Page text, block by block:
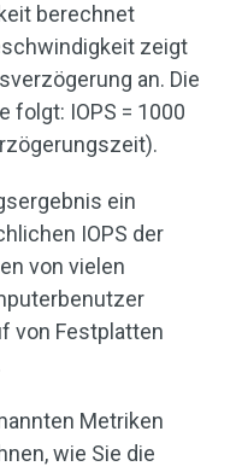
berechnet
zeigt
an. Die
folgt: IOPS = 1000
ein
IOPS der
von vielen
von Festplatten
Metriken
wie Sie die